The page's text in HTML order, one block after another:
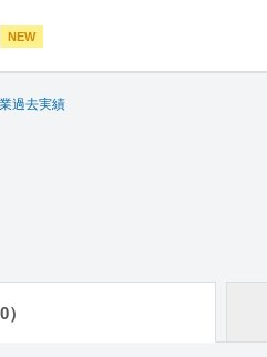
NEW
過去実績